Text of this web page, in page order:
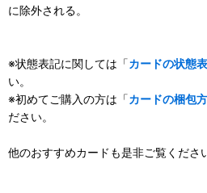
に除外される。
※状態表記に関しては「カードの状態
い。
※初めてご購入の方は「カードの梱包
ださい。
他のおすすめカードも是非ご覧くださ